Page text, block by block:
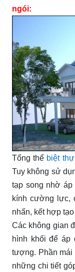
ngói:
Tổng thể biệt
Tuy không sử
tạp song nhờ áp
kính cường lực,
nhấn, kết hợp
Các không gian
hình khối để áp
tượng. Phần mái
những chi tiết